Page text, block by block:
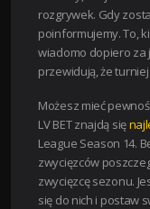
rozgrywek. Gdy
poinformujemy. To,
wiadomo dopiero za
przewidują, że
Możesz mieć
LV BET znajdą się
League Season 14.
zwycięzców
zwycięzcę sezonu.
się do nich i postaw